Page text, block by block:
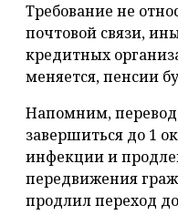
Требование не
почтовой связи,
кредитных
меняется, пенсии
Напомним,
завершиться до 1
инфекции и
передвижения
продлил переход